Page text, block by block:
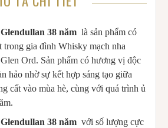
38 năm là sản phẩm có
trong gia đình Whisky mạch nha
Ord. Sản phẩm có hương vị độc
hảo nhờ sự kết hợp sáng tạo giữa
cất vào mùa hè, cùng với quá trình ủ
38 năm với số lượng cực